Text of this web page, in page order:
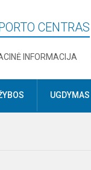
CENTRAS
INFORMACIJA
UGDYMAS